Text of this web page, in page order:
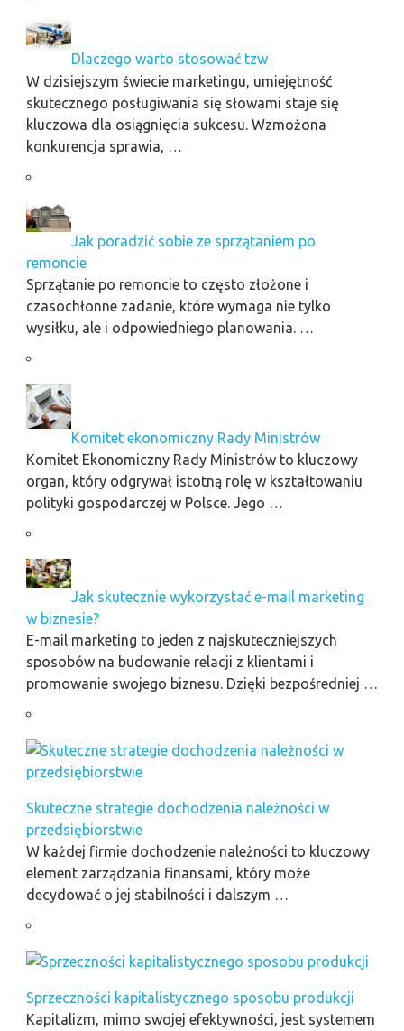
Dlaczego warto stosować tzw
W dzisiejszym świecie marketingu, umiejętność
skutecznego posługiwania się słowami staje się
kluczowa dla osiągnięcia sukcesu. Wzmożona
konkurencja sprawia, …
Jak poradzić sobie ze sprzątaniem po
remoncie
Sprzątanie po remoncie to często złożone i
czasochłonne zadanie, które wymaga nie tylko
wysiłku, ale i odpowiedniego planowania. …
Komitet ekonomiczny Rady Ministrów
Komitet Ekonomiczny Rady Ministrów to kluczowy
organ, który odgrywał istotną rolę w kształtowaniu
polityki gospodarczej w Polsce. Jego …
Jak skutecznie wykorzystać e-mail marketing
w biznesie?
E-mail marketing to jeden z najskuteczniejszych
sposobów na budowanie relacji z klientami i
promowanie swojego biznesu. Dzięki bezpośredniej …
Skuteczne strategie dochodzenia należności w
przedsiębiorstwie
W każdej firmie dochodzenie należności to kluczowy
element zarządzania finansami, który może
decydować o jej stabilności i dalszym …
Sprzeczności kapitalistycznego sposobu produkcji
Kapitalizm, mimo swojej efektywności, jest systemem